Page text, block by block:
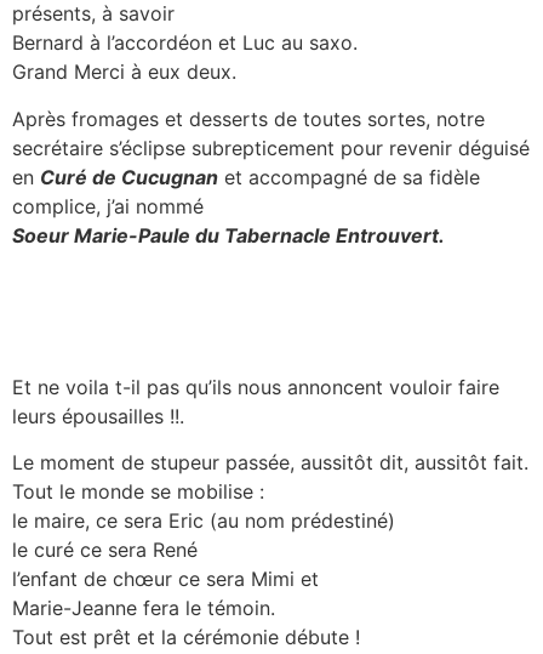
présents, à savoir
Bernard à l’accordéon et Luc au saxo.
Grand Merci à eux deux.
Après fromages et desserts de toutes sortes, notre
secrétaire s’éclipse subrepticement pour revenir déguisé
en Curé de Cucugnan et accompagné de sa fidèle
complice, j’ai nommé
Soeur Marie-Paule du Tabernacle Entrouvert.
Et ne voila t-il pas qu’ils nous annoncent vouloir faire
leurs épousailles !!.
Le moment de stupeur passée, aussitôt dit, aussitôt fait.
Tout le monde se mobilise :
le maire, ce sera Eric (au nom prédestiné)
le curé ce sera René
l’enfant de chœur ce sera Mimi et
Marie-Jeanne fera le témoin.
Tout est prêt et la cérémonie débute !